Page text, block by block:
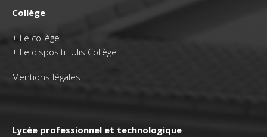
Collège
+ Le collège
+ Le dispositif Ulis Collège
Mentions légales
Lycée professionnel et technologique